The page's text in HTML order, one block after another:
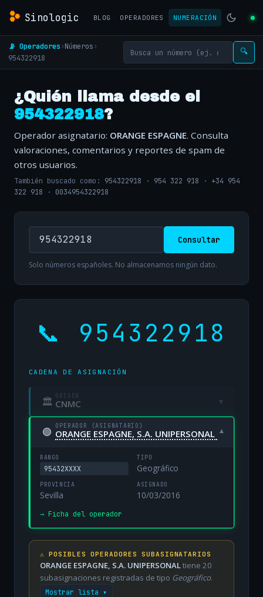
Sinologic BLOG OPERADORES NUMERACIÓN
📡 Operadores›Números›
954322918
🔍
¿Quién llama desde el
954322918?
Operador asignatario: ORANGE ESPAGNE. Consulta
valoraciones, comentarios y reportes de spam de
otros usuarios.
También buscado como: 954322918 · 954 322 918 · +34 954
322 918 · 0034954322918
Consultar
Solo números españoles. No almacenamos ningún dato.
📞 954322918
CADENA DE ASIGNACIÓN
🏛 ORIGEN
CNMC ▾
🟢 OPERADOR (ASIGNATARIO)
ORANGE ESPAGNE, S.A. UNIPERSONAL ▾
RANGO
95432XXXX
TIPO
Geográfico
PROVINCIA
Sevilla
ASIGNADO
10/03/2016
→ Ficha del operador
⚠️ POSIBLES OPERADORES SUBASIGNATARIOS
ORANGE ESPAGNE, S.A. UNIPERSONALtiene 20
subasignaciones registradas de tipo Geográfico.
Mostrar lista ▾